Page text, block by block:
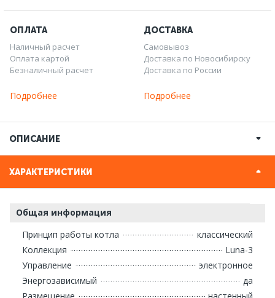
ОПЛАТА
Наличный расчет
Оплата картой
Безналичный расчет
Подробнее
ДОСТАВКА
Самовывоз
Доставка по Новосибирску
Доставка по России
Подробнее
ОПИСАНИЕ
ХАРАКТЕРИСТИКИ
Общая информация
Принцип работы котла
классический
Коллекция
Luna-3
Управление
электронное
Энергозависимый
да
Размещение
настенный